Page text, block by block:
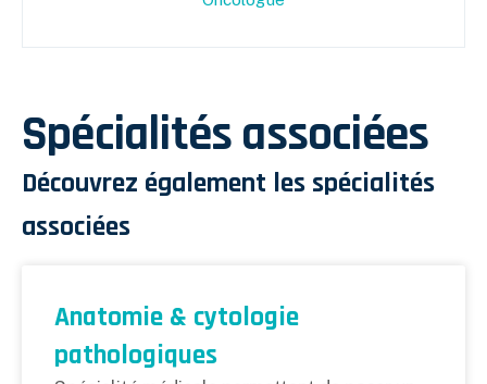
Spécialités associées
Découvrez également les spécialités
associées
Anatomie & cytologie
pathologiques